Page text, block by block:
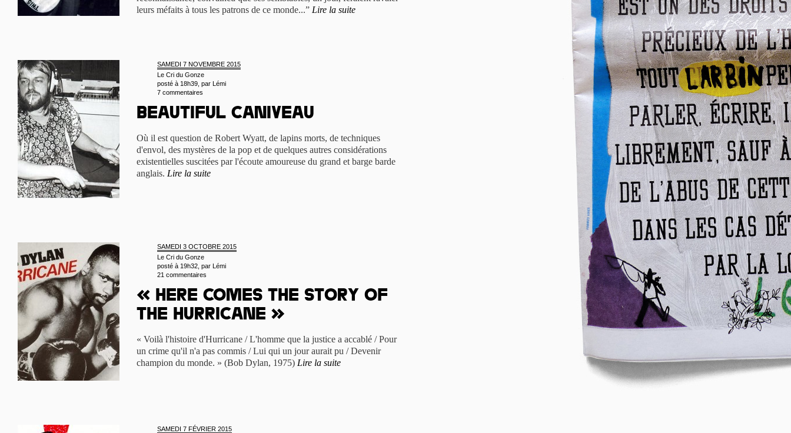
leurs méfaits à tous les patrons de ce monde...” Lire la suite
SAMEDI 7 NOVEMBRE 2015
Le Cri du Gonze
posté à 18h39, par Lémi
7 commentaires
Beautiful caniveau
Où il est question de Robert Wyatt, de lapins morts, de techniques
d'envol, des mystères de la pop et de quelques autres considérations
existentielles suscitées par l'écoute amoureuse du grand et barge barde
anglais. Lire la suite
SAMEDI 3 OCTOBRE 2015
Le Cri du Gonze
posté à 19h32, par Lémi
21 commentaires
« Here comes the story of
the Hurricane »
« Voilà l'histoire d'Hurricane / L'homme que la justice a accablé / Pour
un crime qu'il n'a pas commis / Lui qui un jour aurait pu / Devenir
champion du monde. » (Bob Dylan, 1975) Lire la suite
SAMEDI 7 FÉVRIER 2015